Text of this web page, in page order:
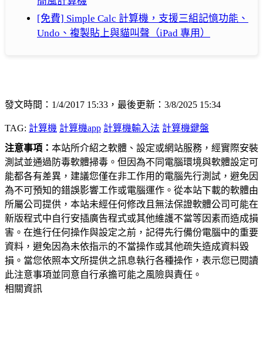
[免費] Simple Calc 計算機，支援三組記憶功能、
Undo、複製貼上與貓叫聲（iPad 專用）
發文時間：1/4/2017 15:33，最後更新：3/8/2025 15:34
TAG: 計算機 計算機app 計算機輸入法 計算機鍵盤
注意事項： 本站所介紹之軟體、設定或網站服務，經實際安裝
測試並通過防毒軟體掃毒。但因為不同電腦環境與軟體設定可
能都各有差異，建議您僅在非工作用的電腦先行測試，避免因
為不可預知的錯誤影響工作或電腦運作。從本站下載的軟體由
所屬公司提供，本站未經任何修改且無法保證軟體公司可能在
新版程式中自行安插廣告程式或其他維護不當等因素而造成損
害。在進行任何操作與設定之前，記得先行備份電腦中的重要
資料，避免因為未依指示的不當操作或其他疏失造成資料毀
損。當您依照本文所提供之訊息執行各種操作，表示您已閱讀
此注意事項並同意自行承擔可能之風險與責任。
相關資訊